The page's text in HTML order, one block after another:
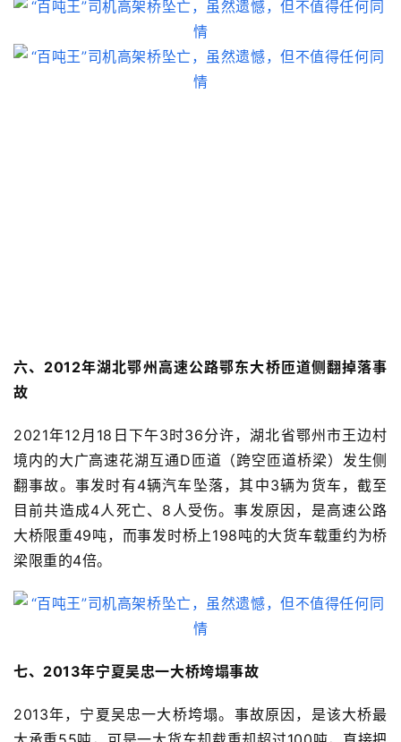
六、2012年湖北鄂州高速公路鄂东大桥 匝道侧翻掉落事
故
2021年12月18日下午3时36分许，湖北省鄂州市王边村
境内的大广高速花湖互通D匝道（跨空匝道桥梁）发生侧
翻事故。事发时有4辆汽车坠落，其中3辆为货车，截至
目前共造成4人死亡、8人受伤。事发原因，是高速公路
大桥限重49吨，而事发时桥上198吨的大货车载重约为桥
梁限重的4倍。
七、2013年宁夏吴忠一大桥垮塌事故
2013年，宁夏吴忠一大桥垮塌。事故原因，是该大桥最